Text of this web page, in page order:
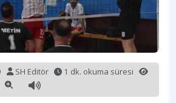
SH Editör
1 dk. okuma süresi